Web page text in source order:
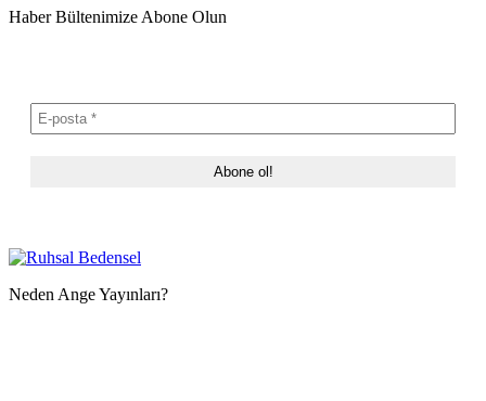
Haber Bültenimize Abone Olun
Neden Ange Yayınları?